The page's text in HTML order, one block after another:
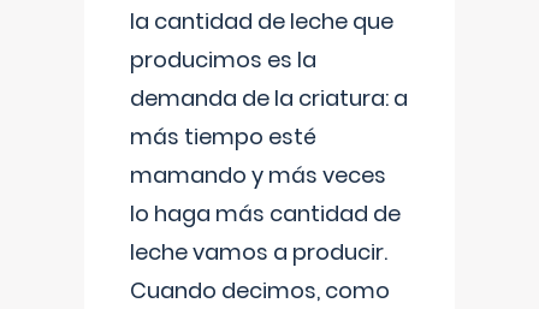
la cantidad de leche que
producimos es la
demanda de la criatura: a
más tiempo esté
mamando y más veces
lo haga más cantidad de
leche vamos a producir.
Cuando decimos, como